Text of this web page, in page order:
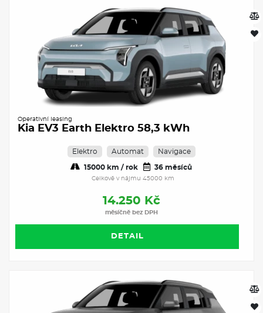
Operativní leasing
Kia EV3 Earth Elektro 58,3 kWh
Elektro Automat Navigace
15000 km / rok 36 měsíců
Celkově v nájmu 45000 km
14.250 Kč
měsíčně bez DPH
DETAIL